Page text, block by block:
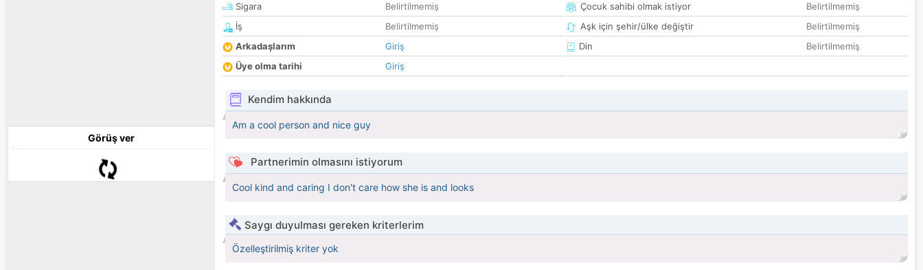
Görüş ver
Sigara
Belirtilmemiş
İş
Belirtilmemiş
Arkadaşlarım
Giriş
Üye olma tarihi
Giriş
Çocuk sahibi olmak istiyor
Belirtilmemiş
Aşk için şehir/ülke değiştir
Belirtilmemiş
Din
Belirtilmemiş
Kendim hakkında
Am a cool person and nice guy
Partnerimin olmasını istiyorum
Cool kind and caring I don't care how she is and looks
Saygı duyulması gereken kriterlerim
Özelleştirilmiş kriter yok